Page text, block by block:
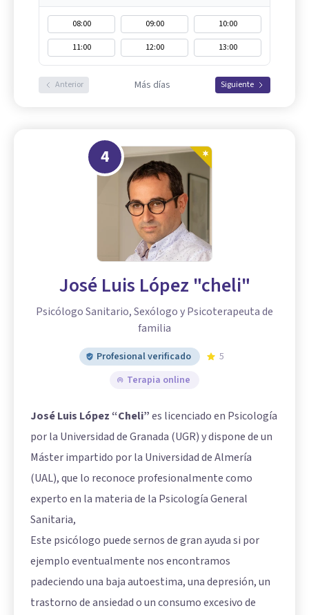
08:00 09:00
10:00
11:00
12:00 13:00
Anterior Más días Siguiente
4
José Luis López "cheli"
Psicólogo Sanitario, Sexólogo y Psicoterapeuta de
familia
Profesional verificado
5
Terapia online
José Luis López “Cheli”es licenciado en Psicología
por la Universidad de Granada (UGR) y dispone de un
Máster impartido por la Universidad de Almería
(UAL), que lo reconoce profesionalmente como
experto en la materia de la Psicología General
Sanitaria,
Este psicólogo puede sernos de gran ayuda si por
ejemplo eventualmente nos encontramos
padeciendo una baja autoestima, una depresión, un
trastorno de ansiedad o un consumo excesivo de